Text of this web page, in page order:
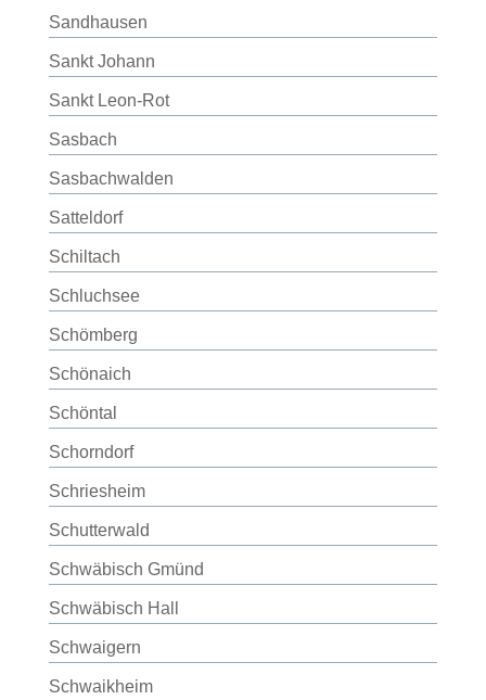
Sandhausen
Sankt Johann
Sankt Leon-Rot
Sasbach
Sasbachwalden
Satteldorf
Schiltach
Schluchsee
Schömberg
Schönaich
Schöntal
Schorndorf
Schriesheim
Schutterwald
Schwäbisch Gmünd
Schwäbisch Hall
Schwaigern
Schwaikheim